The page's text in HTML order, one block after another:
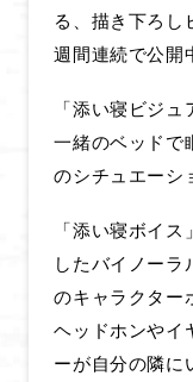
る、描き下ろし
週間連続で公開
「添い寝ビジ
一緒のベッドで
のシチュエーシ
「添い寝ボイ
したバイノー
のキャラクター
ヘッドホンやイ
ーが自分の隣に